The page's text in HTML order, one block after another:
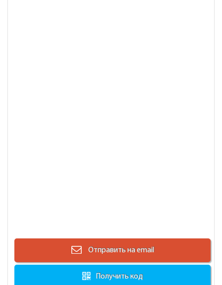
Отправить на email
Получить код